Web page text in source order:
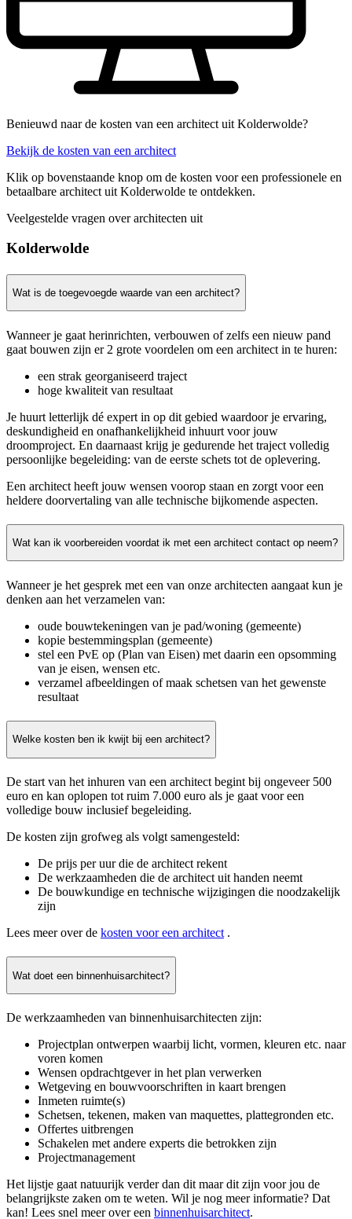
Benieuwd naar de kosten van een architect uit Kolderwolde?
Bekijk de kosten van een architect
Klik op bovenstaande knop om de kosten voor een professionele en
betaalbare architect uit Kolderwolde te ontdekken.
Veelgestelde vragen over architecten uit
Kolderwolde
Wat is de toegevoegde waarde van een architect?
Wanneer je gaat herinrichten, verbouwen of zelfs een nieuw pand
gaat bouwen zijn er 2 grote voordelen om een architect in te huren:
een strak georganiseerd traject
hoge kwaliteit van resultaat
Je huurt letterlijk dé expert in op dit gebied waardoor je ervaring,
deskundigheid en onafhankelijkheid inhuurt voor jouw
droomproject. En daarnaast krijg je gedurende het traject volledig
persoonlijke begeleiding: van de eerste schets tot de oplevering.
Een architect heeft jouw wensen voorop staan en zorgt voor een
heldere doorvertaling van alle technische bijkomende aspecten.
Wat kan ik voorbereiden voordat ik met een architect contact op neem?
Wanneer je het gesprek met een van onze architecten aangaat kun je
denken aan het verzamelen van:
oude bouwtekeningen van je pad/woning (gemeente)
kopie bestemmingsplan (gemeente)
stel een PvE op (Plan van Eisen) met daarin een opsomming
van je eisen, wensen etc.
verzamel afbeeldingen of maak schetsen van het gewenste
resultaat
Welke kosten ben ik kwijt bij een architect?
De start van het inhuren van een architect begint bij ongeveer 500
euro en kan oplopen tot ruim 7.000 euro als je gaat voor een
volledige bouw inclusief begeleiding.
De kosten zijn grofweg als volgt samengesteld:
De prijs per uur die de architect rekent
De werkzaamheden die de architect uit handen neemt
De bouwkundige en technische wijzigingen die noodzakelijk
zijn
Lees meer over de kosten voor een architect .
Wat doet een binnenhuisarchitect?
De werkzaamheden van binnenhuisarchitecten zijn:
Projectplan ontwerpen waarbij licht, vormen, kleuren etc. naar
voren komen
Wensen opdrachtgever in het plan verwerken
Wetgeving en bouwvoorschriften in kaart brengen
Inmeten ruimte(s)
Schetsen, tekenen, maken van maquettes, plattegronden etc.
Offertes uitbrengen
Schakelen met andere experts die betrokken zijn
Projectmanagement
Het lijstje gaat natuurijk verder dan dit maar dit zijn voor jou de
belangrijkste zaken om te weten. Wil je nog meer informatie? Dat
kan! Lees snel meer over een binnenhuisarchitect.